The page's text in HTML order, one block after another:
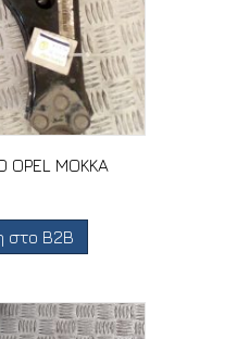
OPEL MOKKA
στο B2B